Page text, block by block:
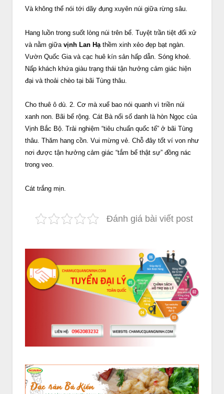
Và không thể nói tới dãy đụng xuyên núi giữa rừng sâu.
Hang luồn trong suốt lòng núi trên bể. Tuyệt trần tiệt đối xử
và nằm giữa vịnh Lan Hạthềm xinh xẻo đẹp bạt ngàn.
Vườn Quốc Gia và cạc huê kín sản hấp dẫn. Sóng khoẻ.
Nấp khách khứa giàu trạng thái tận hưởng cảm giác hiện
đại và thoải chèo tại bãi Tùng thâu.
Cho thuê ô dù. 2. Cơ mà xuể bao nói quanh vì triền núi
xanh non. Bãi bể rộng. Cát Bà nổi số danh là hòn Ngọc của
Vịnh Bắc Bộ. Trải nghiệm “tiêu chuẩn quốc tế” ở bãi Tùng
thâu. Thăm hang cồn. Vui mừng vẻ. Chỗ đây tốt ví von như
nơi được tận hưởng cảm giác “tắm bể thật sự” đồng nác
trong veo.
Cát trắng mịn.
Đánh giá bài viết post